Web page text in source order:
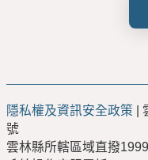
隱私權及資訊安全政策 |
號
雲林縣所轄區域直撥